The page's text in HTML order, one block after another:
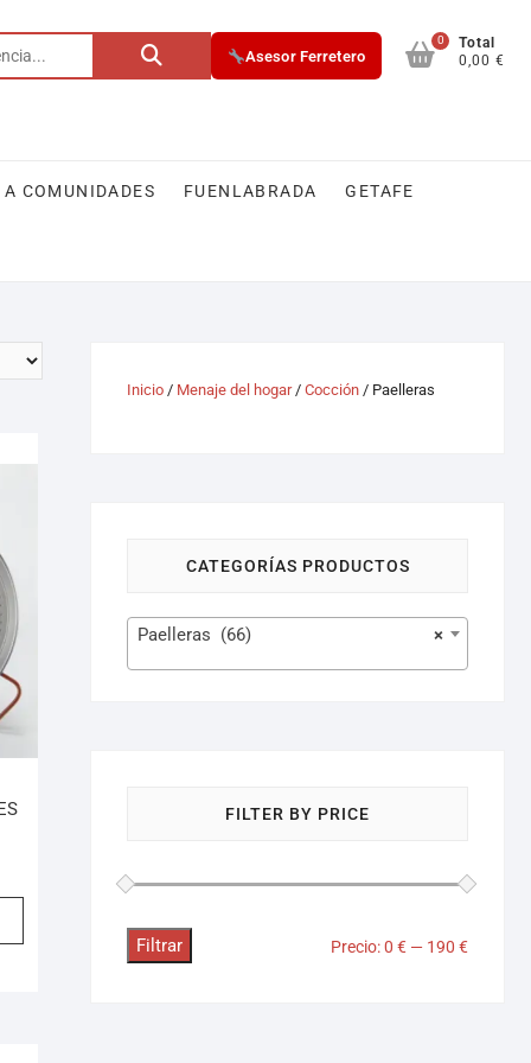
Asesor Ferretero
0
Total
0,00 €
COMUNIDADES FUENLABRADA GETAFE
Inicio / Menaje del hogar/ Cocción / Paelleras
CATEGORÍAS PRODUCTOS
×
Paelleras (66)
FILTER BY PRICE
Filtrar Precio:0 € — 190 €